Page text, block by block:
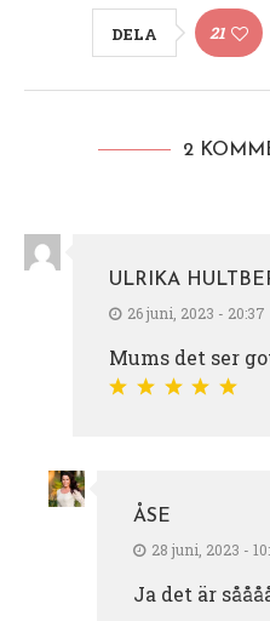
DELA 21
2
ULRIKA
26 juni, 2023 - 20:37
Mums det ser
ÅSE
28 juni, 2023 -
Ja det är